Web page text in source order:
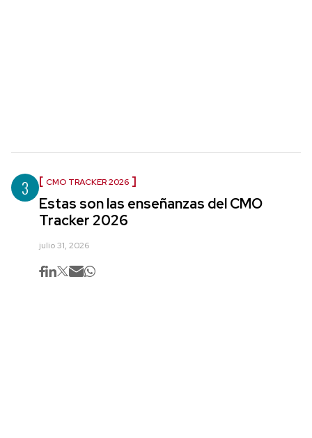
3 CMO TRACKER 2026
Estas son las enseñanzas del CMO
Tracker 2026
julio 31, 2026